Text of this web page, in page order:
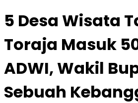
5 Desa Wisata
Toraja Masuk
ADWI, Wakil
Sebuah